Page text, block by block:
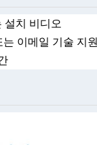
설치 비디오
이메일 기술 지원